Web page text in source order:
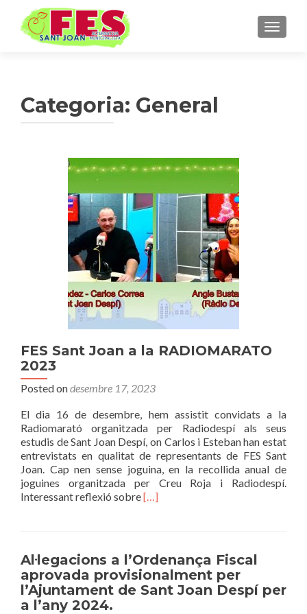
Categoria: General
FES Sant Joan a la RADIOMARATO
2023
Posted ondesembre 17, 2023
El dia 16 de desembre, hem assistit convidats a la
Radiomarató organitzada per Radiodespí als seus
estudis de Sant Joan Despí, on Carlos i Esteban han estat
entrevistats en qualitat de representants de FES Sant
Joan. Cap nen sense joguina, en la recollida anual de
joguines organitzada per Creu Roja i Radiodespí.
Interessant reflexió sobreRead
Joan
a
la
[…]
Al·legacions a l’Ordenança Fiscal
aprovada provisionalment per
l’Ajuntament de Sant Joan Despí per
a l’any 2024.
Navegació d'entrades